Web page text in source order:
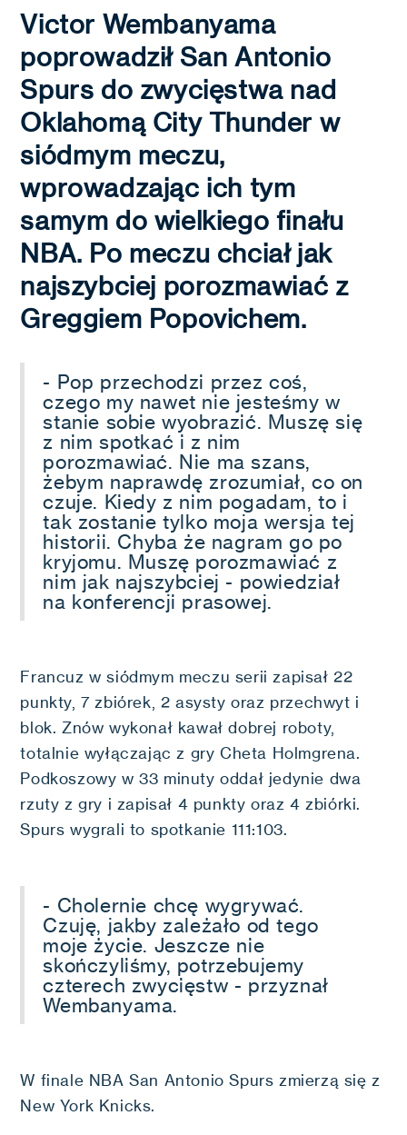
Victor Wembanyama
poprowadził San Antonio
Spurs do zwycięstwa nad
Oklahomą City Thunder w
siódmym meczu,
wprowadzając ich tym
samym do wielkiego finału
NBA. Po meczu chciał jak
najszybciej porozmawiać z
Greggiem Popovichem.
- Pop przechodzi przez coś,
czego my nawet nie jesteśmy w
stanie sobie wyobrazić. Muszę się
z nim spotkać i z nim
porozmawiać. Nie ma szans,
żebym naprawdę zrozumiał, co on
czuje. Kiedy z nim pogadam, to i
tak zostanie tylko moja wersja tej
historii. Chyba że nagram go po
kryjomu. Muszę porozmawiać z
nim jak najszybciej - powiedział
na konferencji prasowej.
Francuz w siódmym meczu serii zapisał 22
punkty, 7 zbiórek, 2 asysty oraz przechwyt i
blok. Znów wykonał kawał dobrej roboty,
totalnie wyłączając z gry Cheta Holmgrena.
Podkoszowy w 33 minuty oddał jedynie dwa
rzuty z gry i zapisał 4 punkty oraz 4 zbiórki.
Spurs wygrali to spotkanie 111:103.
- Cholernie chcę wygrywać.
Czuję, jakby zależało od tego
moje życie. Jeszcze nie
skończyliśmy, potrzebujemy
czterech zwycięstw - przyznał
Wembanyama.
W finale NBA San Antonio Spurs zmierzą się z
New York Knicks.